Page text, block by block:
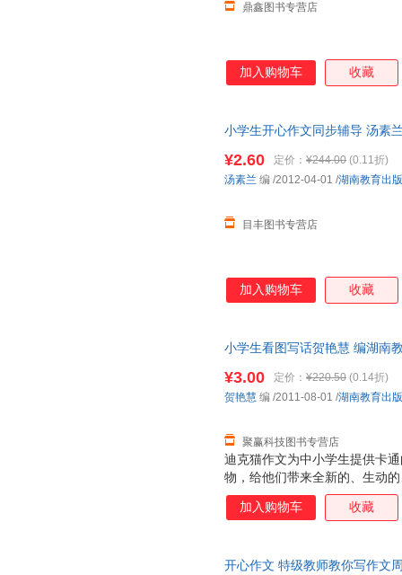
鼎鑫图书专营店
加入购物车 收藏
小学生开心作文同步辅导 汤素
¥2.60 定价： ¥244.00 (0.11折)
目丰图书专营店
汤素兰 编 /2012-04-01 /湖南教育出
加入购物车 收藏
小学生看图写话贺艳慧 编湖南
迪克猫作文为中小学生提供卡
物，给他们带来全新的、生动
在快乐中写作，承载他们对未
¥3.00 定价： ¥220.50 (0.14折)
聚赢科技图书专营店
贺艳慧 编 /2011-08-01 /湖南教育出
加入购物车 收藏
开心作文 特级教师教你写作文